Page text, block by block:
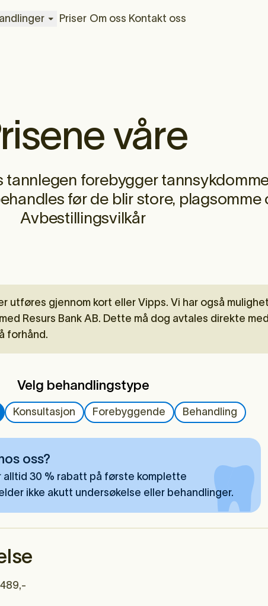
Priser Om oss Kontakt oss
våre
tannlegen forebygger
før de blir store, plagsomme
Avbestillingsvilkår
utføres gjennom kort eller Vipps. Vi har også mulighet
Resurs Bank AB. Dette må dog avtales direkte med
forhånd.
Velg behandlingstype
Konsultasjon Forebyggende Behandling
oss?
alltid 30 % rabatt på første komplette
ikke akutt undersøkelse eller behandlinger.